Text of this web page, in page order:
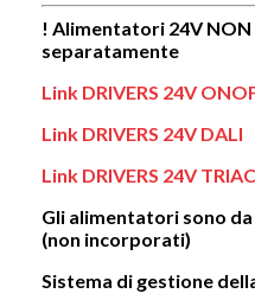
! Alimentatori 24V NON
separatamente
Link DRIVERS 24V
Link DRIVERS 24V DALI
Link DRIVERS 24V TRIAC
Gli alimentatori sono
(non incorporati)
Sistema di gestione